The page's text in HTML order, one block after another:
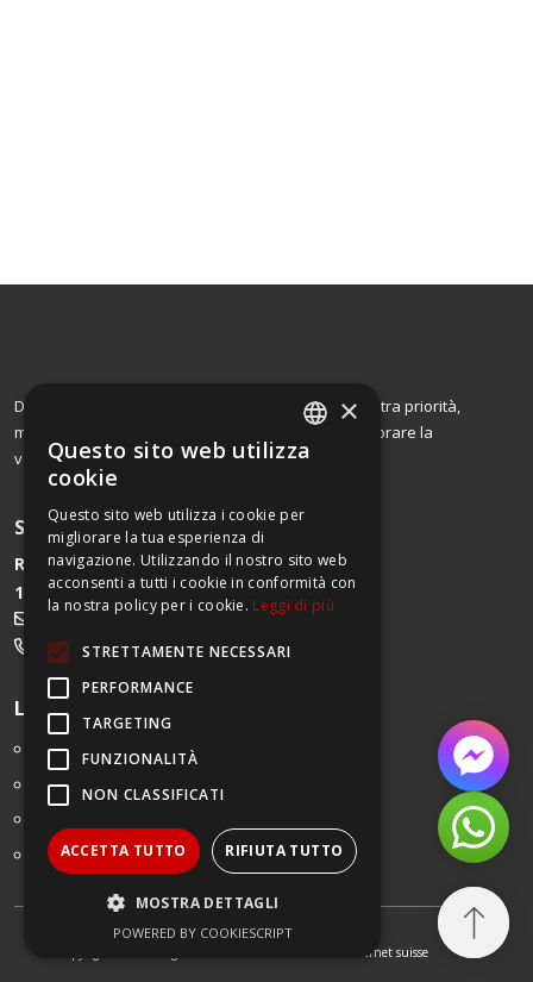
Dal 2002, la soddisfazione dei nostri clienti è la nostra priorità,
motivo per cui offriamo prodotti di qualità per migliorare la
vostra vita.
SERVIZIO CLIENTI
Route de Begnins 27
1196 Gland
service@bodybest.ch
022 552 00 90
Link utili
Impressum
Le condizioni generali di vendita
Contattaci
création de site internet suisse
FRENCH
ITALIAN
FRENCH
×
Questo sito web utilizza
cookie
Questo sito web utilizza i cookie per
migliorare la tua esperienza di
navigazione. Utilizzando il nostro sito web
acconsenti a tutti i cookie in conformità con
la nostra policy per i cookie. Leggi di più
STRETTAMENTE NECESSARI
PERFORMANCE
TARGETING
FUNZIONALITÀ
NON CLASSIFICATI
ACCETTA TUTTO RIFIUTA TUTTO
MOSTRA DETTAGLI
POWERED BY COOKIESCRIPT